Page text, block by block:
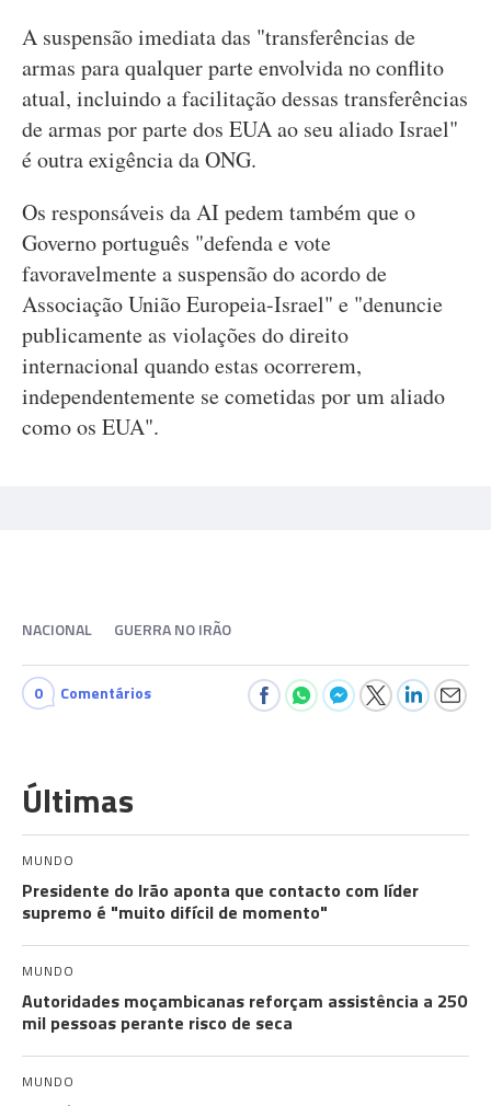
A suspensão imediata das "transferências de
armas para qualquer parte envolvida no conflito
atual, incluindo a facilitação dessas transferências
de armas por parte dos EUA ao seu aliado Israel"
é outra exigência da ONG.
Os responsáveis da AI pedem também que o
Governo português "defenda e vote
favoravelmente a suspensão do acordo de
Associação União Europeia-Israel" e "denuncie
publicamente as violações do direito
internacional quando estas ocorrerem,
independentemente se cometidas por um aliado
como os EUA".
NACIONAL GUERRA NO IRÃO
0 Comentários
Últimas
MUNDO
Presidente do Irão aponta que contacto com líder
supremo é "muito difícil de momento"
MUNDO
Autoridades moçambicanas reforçam assistência a 250
mil pessoas perante risco de seca
MUNDO